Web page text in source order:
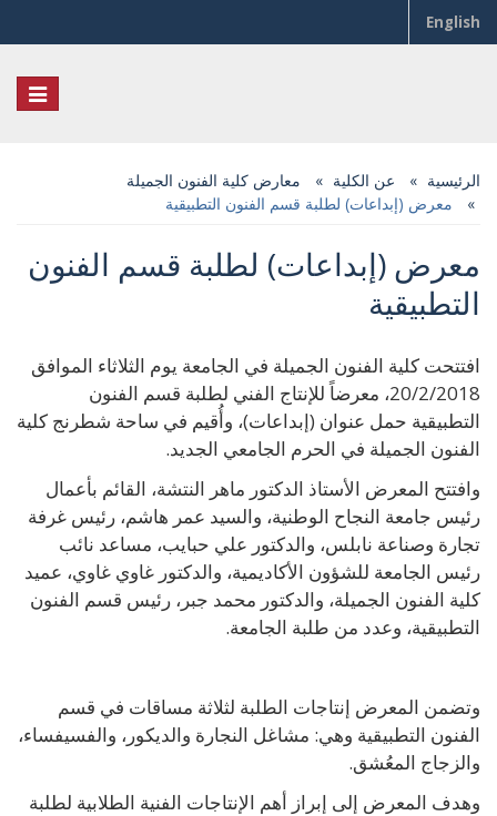
English
الرئيسية عن الكلية
معارض كلية الفنون الجميلة
معرض (إبداعات) لطلبة قسم الفنون التطبيقية
معرض (إبداعات) لطلبة قسم الفنون
التطبيقية
افتتحت كلية الفنون الجميلة في الجامعة يوم الثلاثاء الموافق
20/2/2018، معرضاً للإنتاج الفني لطلبة قسم الفنون
التطبيقية حمل عنوان (إبداعات)، وأُقيم في ساحة شطرنج كلية
الفنون الجميلة في الحرم الجامعي الجديد.
وافتتح المعرض الأستاذ الدكتور ماهر النتشة، القائم بأعمال
رئيس جامعة النجاح الوطنية، والسيد عمر هاشم، رئيس غرفة
تجارة وصناعة نابلس، والدكتور علي حبايب، مساعد نائب
رئيس الجامعة للشؤون الأكاديمية، والدكتور غاوي غاوي، عميد
كلية الفنون الجميلة، والدكتور محمد جبر، رئيس قسم الفنون
التطبيقية، وعدد من طلبة الجامعة.
وتضمن المعرض إنتاجات الطلبة لثلاثة مساقات في قسم
الفنون التطبيقية وهي: مشاغل النجارة والديكور، والفسيفساء،
والزجاج المعُشق.
وهدف المعرض إلى إبراز أهم الإنتاجات الفنية الطلابية لطلبة